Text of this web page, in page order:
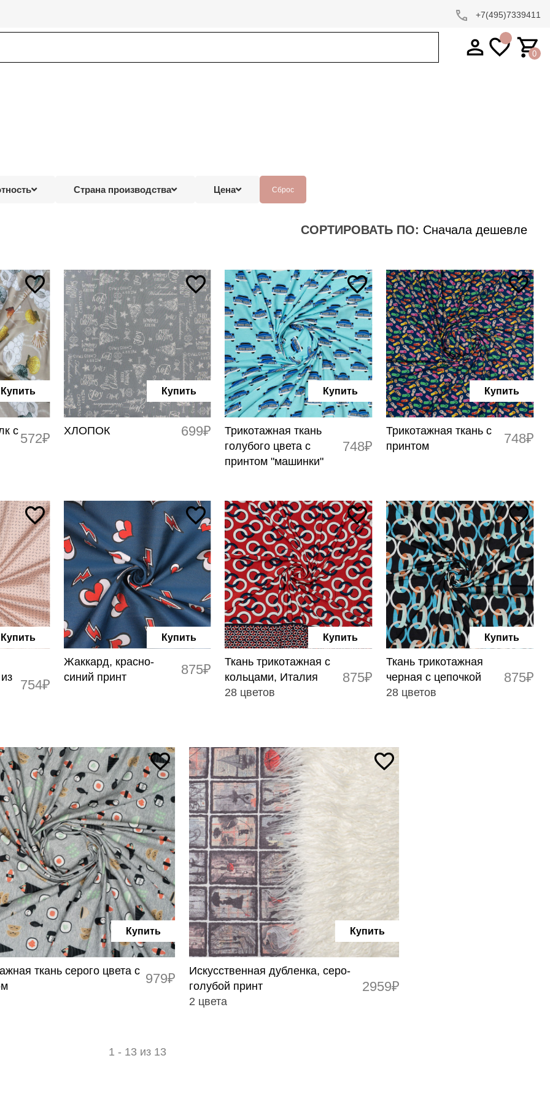
+7(495)7339411
0
Страна производства Цена Сброс
СОРТИРОВАТЬ ПО:
Купить
с
572₽
Купить
ХЛОПОК 699₽
Купить
Трикотажная ткань
голубого цвета с
принтом "машинки"
748₽
Купить
Трикотажная ткань с
принтом
748₽
Купить
754₽
Купить
Жаккард, красно-
синий принт
875₽
Купить
Ткань трикотажная с
кольцами, Италия
28 цветов
875₽
Купить
Ткань трикотажная
черная с цепочкой
28 цветов
875₽
Купить
ткань серого цвета с
979₽
Купить
Искусственная дубленка, серо-
голубой принт
2 цвета
2959₽
1 - 13 из 13